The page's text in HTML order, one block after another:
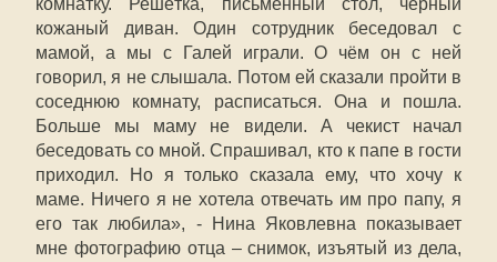
комнатку. Решётка, письменный стол, чёрный
кожаный диван. Один сотрудник беседовал с
мамой, а мы с Галей играли. О чём он с ней
говорил, я не слышала. Потом ей сказали пройти в
соседнюю комнату, расписаться. Она и пошла.
Больше мы маму не видели. А чекист начал
беседовать со мной. Спрашивал, кто к папе в гости
приходил. Но я только сказала ему, что хочу к
маме. Ничего я не хотела отвечать им про папу, я
его так любила», - Нина Яковлевна показывает
мне фотографию отца – снимок, изъятый из дела,